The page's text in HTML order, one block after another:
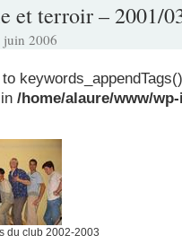
et terroir – 2001/
juin 2006
/home/alaure/www/
du club 2002-2003